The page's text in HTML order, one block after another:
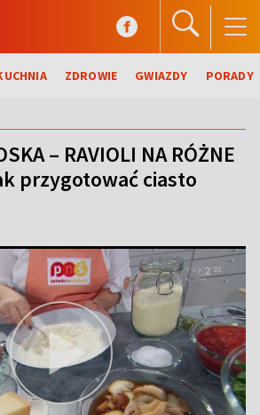
ZDROWIE GWIAZDY PORADY
– RAVIOLI NA RÓŻNE
przygotować ciasto